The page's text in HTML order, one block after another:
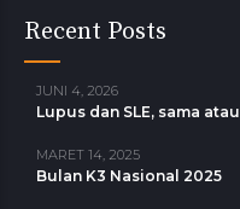
Recent Posts
JUNI 4, 2026
Lupus dan SLE, sama
MARET 14, 2025
Bulan K3 Nasional 2025